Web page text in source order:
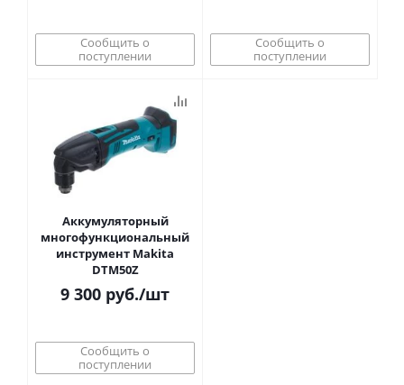
Сообщить о
поступлении
Сообщить о
поступлении
Аккумуляторный
многофункциональный
инструмент Makita
DTM50Z
9 300 руб./шт
Сообщить о
поступлении